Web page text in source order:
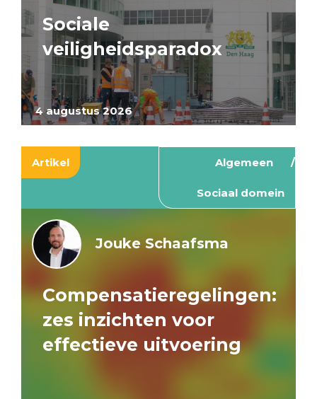
4 augustus 2026
Sociale
veiligheidsparadox
Artikel Algemeen
Sociaal domein
Jouke Schaafsma
Compensatieregelingen:
zes inzichten voor
effectieve uitvoering